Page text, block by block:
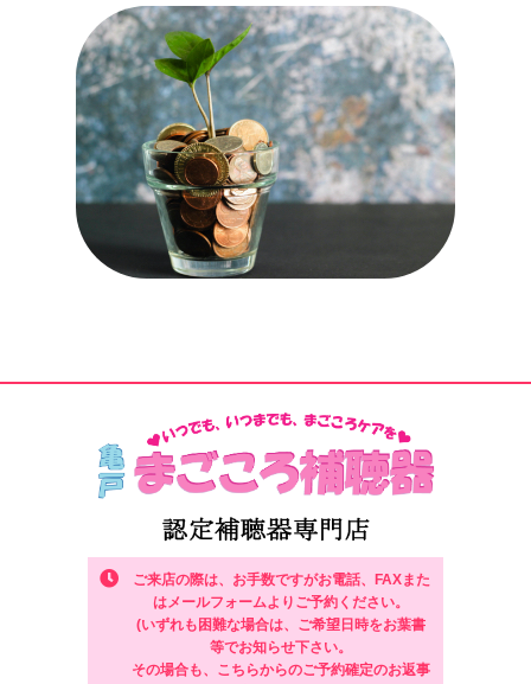
ご来店の際は、お手数ですがお電話、FAXまた
はメールフォームよりご予約ください。
(いずれも困難な場合は、ご希望日時をお葉書
等でお知らせ下さい。
その場合も、こちらからのご予約確定のお返事